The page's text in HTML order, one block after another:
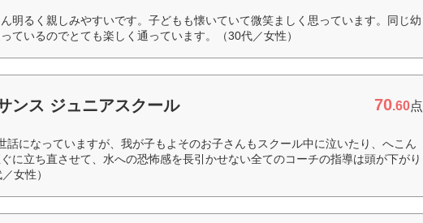
明るく親しみやすいです。子どもも懐いていて微笑ましく思っています。同じ幼
ているのでとても楽しく通っています。（30代／女性）
ンス ジュニアスクール 70.60点
話になっていますが、我が子もよそのお子さんもスクール中に泣いたり、へこん
に立ち直させて、水への恐怖感を長引かせない全てのコーチの指導は頭が下がり
女性）